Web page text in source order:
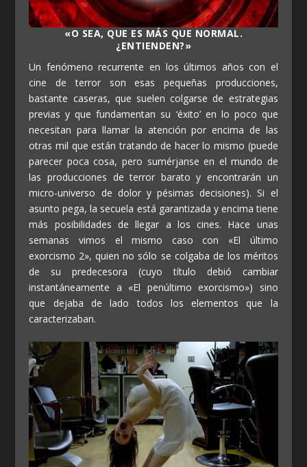
«O SEA, QUE ES MÁS QUE NORMAL.
¿ENTIENDEN?»
Un fenómeno recurrente en los últimos años con el
cine de terror son esas pequeñas producciones,
bastante caseras, que suelen colgarse de estrategias
previas y que fundamentan su ‘éxito’ en lo poco que
necesitan para llamar la atención por encima de las
otras mil que están tratando de hacer lo mismo (puede
parecer poca cosa, pero sumérjanse en el mundo de
las producciones de terror barato y encontrarán un
micro-universo de dolor y pésimas decisiones). Si el
asunto pega, la secuela está garantizada y encima tiene
más posibilidades de llegar a los cines. Hace unas
semanas vimos el mismo caso con «El último
exorcismo 2», quien no sólo se colgaba de los méritos
de su predecesora (cuyo título debió cambiar
instantáneamente a «El penúltimo exorcismo») sino
que dejaba de lado todos los elementos que la
caracterizaban.